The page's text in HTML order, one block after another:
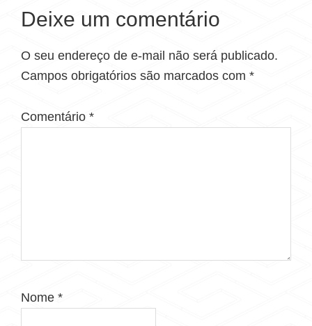
Deixe um comentário
O seu endereço de e-mail não será publicado.
Campos obrigatórios são marcados com *
Comentário *
Nome *